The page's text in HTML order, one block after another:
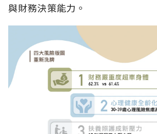
與財務決策能力。